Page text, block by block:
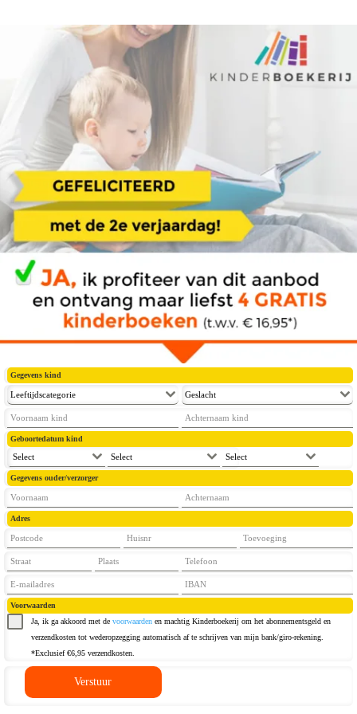
Gegevens kind
Leeftijdscategorie Geslacht
Geboortedatum kind
Select Select Select
Gegevens ouder/verzorger
Adres
Voorwaarden
Ja, ik ga akkoord met devoorwaarden en machtig Kinderboekerij om het abonnementsgeld en
verzendkosten tot wederopzegging automatisch af te schrijven van mijn bank/giro-rekening.
*Exclusief €6,95 verzendkosten.
Verstuur